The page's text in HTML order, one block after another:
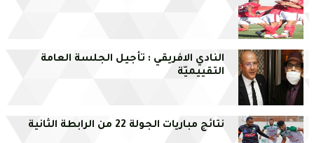
النادي الافريقي : تأجيل الجلسة العامة
التقييميّة
نتائج مباريات الجولة 22 من الرابطة الثانية